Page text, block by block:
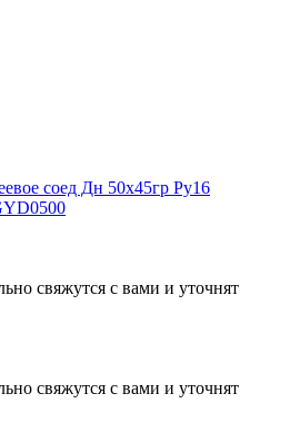
соед Дн 50х45гр Ру16
свяжутся с вами и уточнят
свяжутся с вами и уточнят